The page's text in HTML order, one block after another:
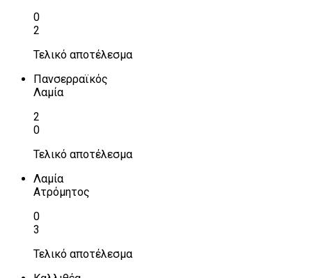
0
2
Τελικό αποτέλεσμα
Πανσερραϊκός
Λαμία
2
0
Τελικό αποτέλεσμα
Λαμία
Ατρόμητος
0
3
Τελικό αποτέλεσμα